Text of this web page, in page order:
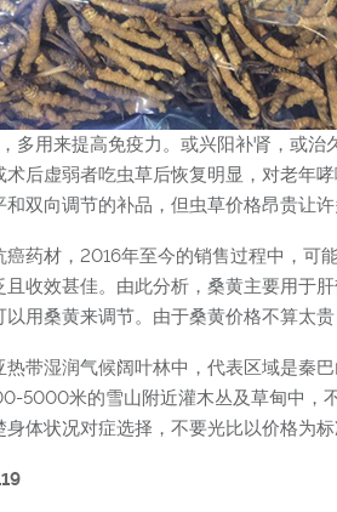
用来提高免疫力。或兴阳补肾，或
后虚弱者吃虫草后恢复明显，对老年
双向调节的补品，但虫草价格昂贵让
药材，2016年至今的销售过程中，
收效甚佳。由此分析，桑黄主要用于
用桑黄来调节。由于桑黄价格不算太
带湿润气候阔叶林中，代表区域是秦
5000米的雪山附近灌木丛及草甸中
体状况对症选择，不要光比以价格为